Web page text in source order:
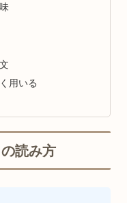
用いる
読み方